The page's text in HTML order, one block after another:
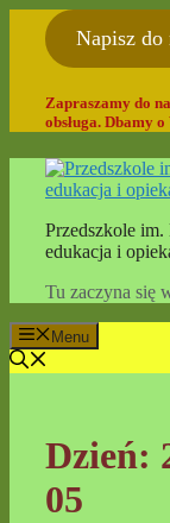
Przejdź
Napisz do
Zapraszamy do
obsługa. Dbamy o
Przedszkole
edukacja i
Tu zaczyna się
Menu
Dzień:
05